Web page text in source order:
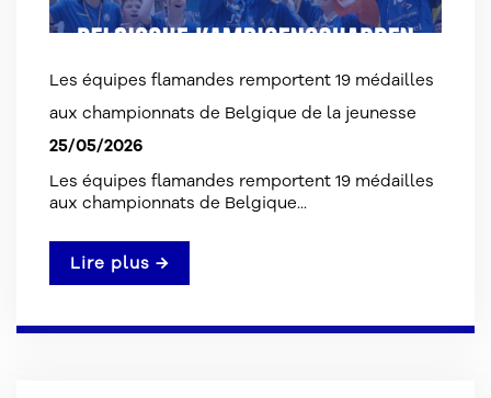
Les équipes flamandes remportent 19 médailles
aux championnats de Belgique de la jeunesse
25/05/2026
Les équipes flamandes remportent 19 médailles
aux championnats de Belgique...
Lire plus →